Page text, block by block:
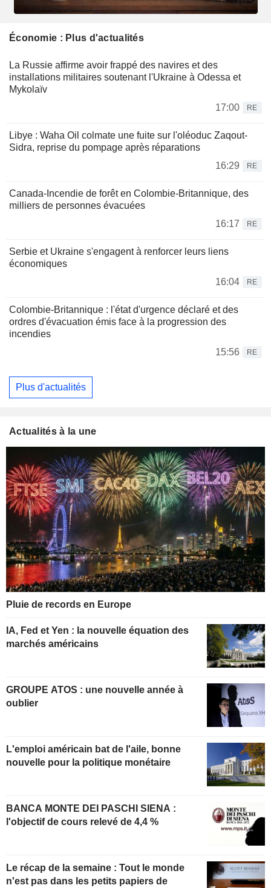
Économie : Plus d'actualités
La Russie affirme avoir frappé des navires et des
installations militaires soutenant l'Ukraine à Odessa et
Mykolaïv
17:00
RE
Libye : Waha Oil colmate une fuite sur l'oléoduc Zaqout-
Sidra, reprise du pompage après réparations
16:29
RE
Canada-Incendie de forêt en Colombie-Britannique, des
milliers de personnes évacuées
16:17
RE
Serbie et Ukraine s'engagent à renforcer leurs liens
économiques
16:04
RE
Colombie-Britannique : l'état d'urgence déclaré et des
ordres d'évacuation émis face à la progression des
incendies
15:56
RE
Plus d'actualités
Actualités à la une
Pluie de records en Europe
IA, Fed et Yen : la nouvelle équation des
marchés américains
GROUPE ATOS : une nouvelle année à
oublier
L'emploi américain bat de l'aile, bonne
nouvelle pour la politique monétaire
BANCA MONTE DEI PASCHI SIENA :
l'objectif de cours relevé de 4,4 %
Le récap de la semaine : Tout le monde
n'est pas dans les petits papiers de